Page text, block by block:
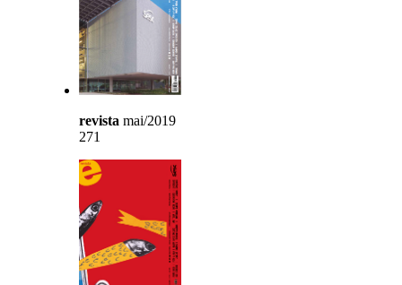
revista mai/2019
271